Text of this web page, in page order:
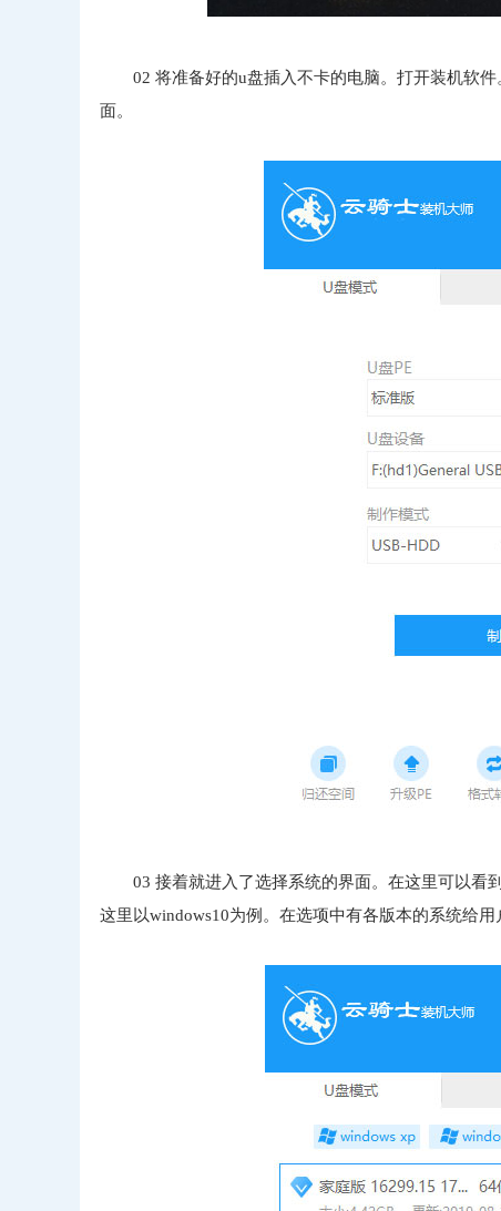
02 将准备好的u盘插入不卡的电脑。打开装机软
面。
03 接着就进入了选择系统的界面。在这里可以看
这里以windows10为例。在选项中有各版本的系统给